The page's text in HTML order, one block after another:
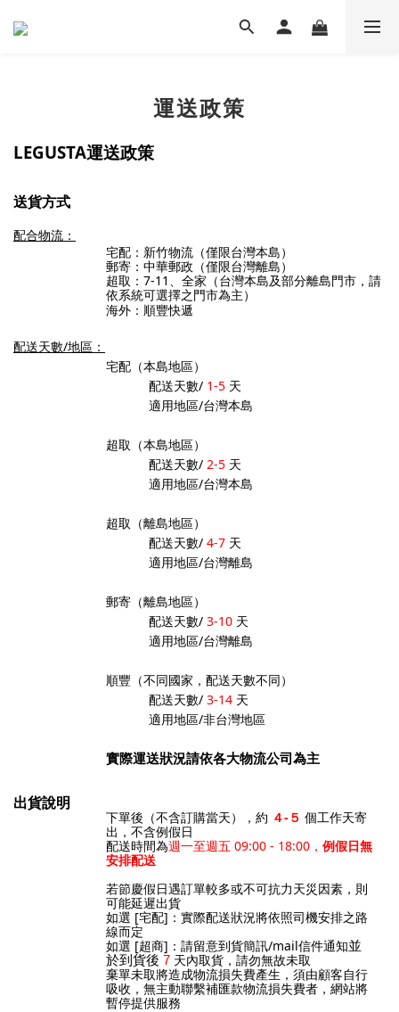
運送政策
LEGUSTA運送政策
送貨方式
配合物流：
宅配：新竹物流 （僅限台灣本島）
郵寄 ：中華郵政 （僅限台灣離島）
超取：7-11、全家（台灣本島及部分離島門市，請
依系統可選擇之門市為主）
海外：順豐快遞
配送天數/地區：
宅配 （本島地區）
配送天數/ 1-5 天
適用地區/台灣本島
超取 （本島地區）
配送天數/ 2-5 天
適用地區/台灣本島
超取 （離島地區）
配送天數/ 4-7 天
適用地區/台灣離島
郵寄（離島地區）
配送天數/ 3-10 天
適用地區/台灣離島
順豐 （不同國家，配送天數不同）
配送天數/ 3-14 天
適用地區/非台灣地區
實際運送狀況請依各大物流公司為主
出貨說明
下單後（不含訂購當天），約 ４-５ 個工作天寄
出，不含例假日
配送時間為週一至週五 09:00 - 18:00， 例假日無
安排配送
若節慶假日遇訂單較多或不可抗力天災因素，則
可能延遲出貨
如選 [宅配]：實際配送狀況將依照司機安排之路
線而定
如選 [超商]：請留意到貨簡訊/mail信件通知並
於到貨後 7 天內取貨，請勿無故未取
棄單未取將造成物流損失費產生，須由顧客自行
吸收，無主動聯繫補匯款物流損失費者，網站將
暫停提供服務